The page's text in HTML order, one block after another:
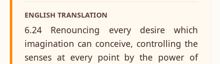
ENGLISH TRANSLATION
6.24 Renouncing every desire which
imagination can conceive, controlling the
senses at every point by the power of